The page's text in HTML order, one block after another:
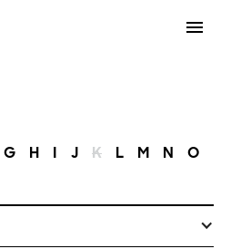
G H I J K L M N O